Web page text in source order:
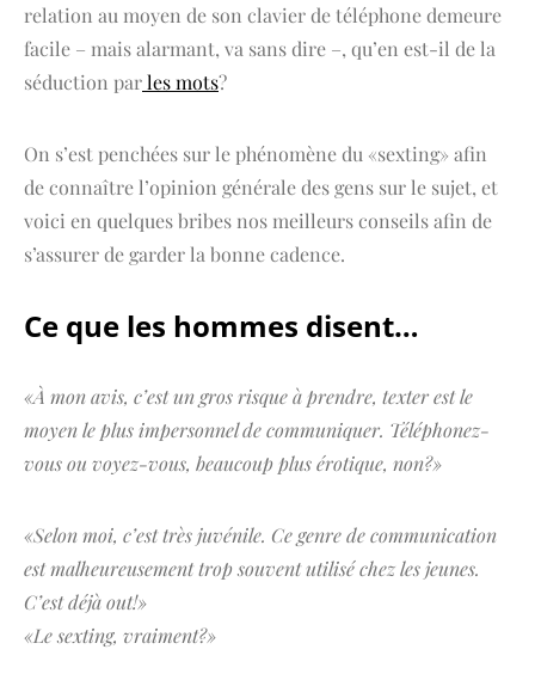
relation au moyen de son clavier de téléphone demeure
facile – mais alarmant, va sans dire –, qu’en est-il de la
séduction parles mots?
On s’est penchées sur le phénomène du «sexting» afin
de connaître l’opinion générale des gens sur le sujet, et
voici en quelques bribes nos meilleurs conseils afin de
s’assurer de garder la bonne cadence.
Ce que les hommes disent…
«À mon avis, c’est un gros risque à prendre, texter est le
moyen le plus impersonnel de communiquer. Téléphonez-
vous ou voyez-vous, beaucoup plus érotique, non?»
«Selon moi, c’est très juvénile. Ce genre de communication
est malheureusement trop souvent utilisé chez les jeunes.
C’est déjà out!»
«Le sexting, vraiment?»